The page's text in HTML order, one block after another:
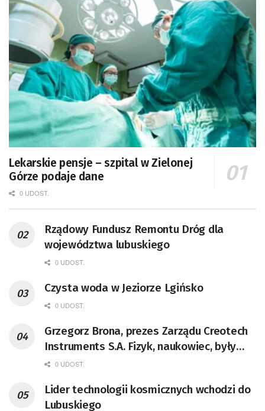
Lekarskie pensje – szpital w Zielonej
Górze podaje dane
0 UDOST.
Rządowy Fundusz Remontu Dróg dla
województwa lubuskiego
0 UDOST.
Czysta woda w Jeziorze Lgińsko
0 UDOST.
Grzegorz Brona, prezes Zarządu Creotech
Instruments S.A. Fizyk, naukowiec, były
pracownik CERN w Genewie,
doktor habilitowany nauk fizycznych,
koordynator Rady Sektorowej ds.
0 UDOST.
Lider technologii kosmicznych wchodzi do
Lubuskiego